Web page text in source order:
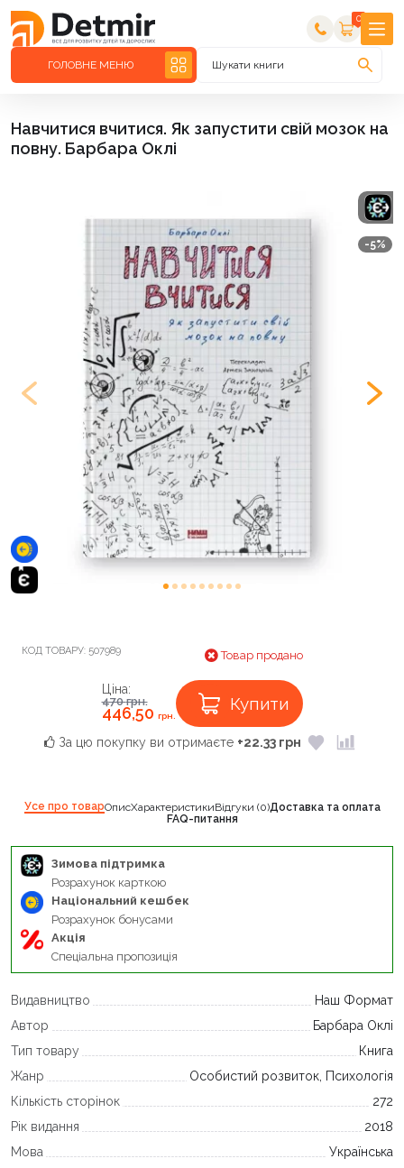
0
ГОЛОВНЕ МЕНЮ Шукати книги
Навчитися вчитися. Як запустити свій мозок на
повну. Барбара Оклі
-5%
КОД ТОВАРУ: 507989 Товар продано
Ціна:
470грн.
446,50 грн.
Купити
За цю покупку ви отримаєте +22.33 грн
Усе про товарОписХарактеристикиВідгуки (0)Доставка та оплата
FAQ-питання
Зимова підтримка
Розрахунок карткою
Національний кешбек
Розрахунок бонусами
Акція
Спеціальна пропозиція
Видавництво
Наш Формат
Автор
Барбара Оклі
Тип товару
Книга
Жанр
Особистий розвиток, Психологія
Кількість сторінок
272
Рік видання
2018
Мова
Українська